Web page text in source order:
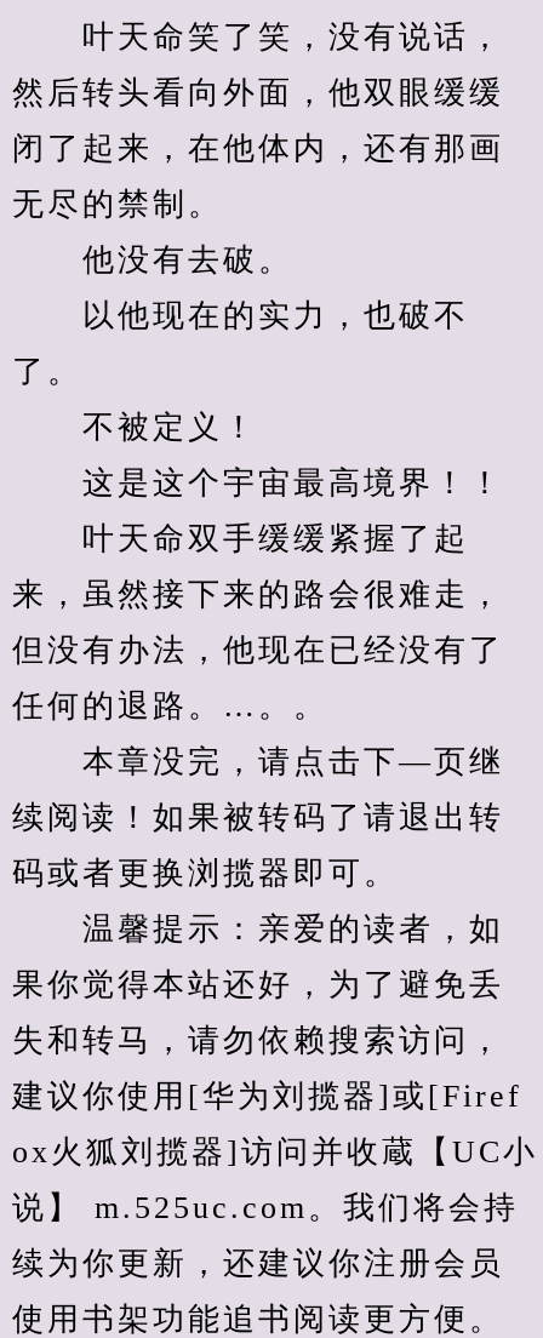
叶天命笑了笑，没有说话，
然后转头看向外面，他双眼缓缓
闭了起来，在他体内，还有那画
无尽的禁制。
他没有去破。
以他现在的实力，也破不
了。
不被定义！
这是这个宇宙最高境界！！
叶天命双手缓缓紧握了起
来，虽然接下来的路会很难走，
但没有办法，他现在已经没有了
任何的退路。…。。
本章没完，请点击下—页继
续阅读！如果被转码了请退出转
码或者更换浏揽器即可。
温馨提示：亲爱的读者，如
果你觉得本站还好，为了避免丢
失和转马，请勿依赖搜索访问，
建议你使用[华为刘揽器]或[Firef
ox火狐刘揽器]访问并收蔵【UC小
说】 m.525uc.com。我们将会持
续为你更新，还建议你注册会员
使用书架功能追书阅读更方便。